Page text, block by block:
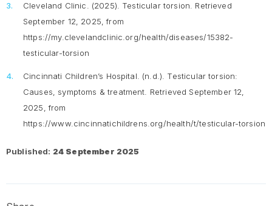
Cleveland Clinic. (2025). Testicular torsion.
Retrieved
September 12, 2025, from
https://my.clevelandclinic.org/health/diseases/15382-
testicular-torsion
Cincinnati Children’s Hospital. (n.d.). Testicular torsion:
Causes, symptoms & treatment.
Retrieved September 12,
2025, from
https://www.cincinnatichildrens.org/health/t/testicular-torsion
Published: 24 September 2025